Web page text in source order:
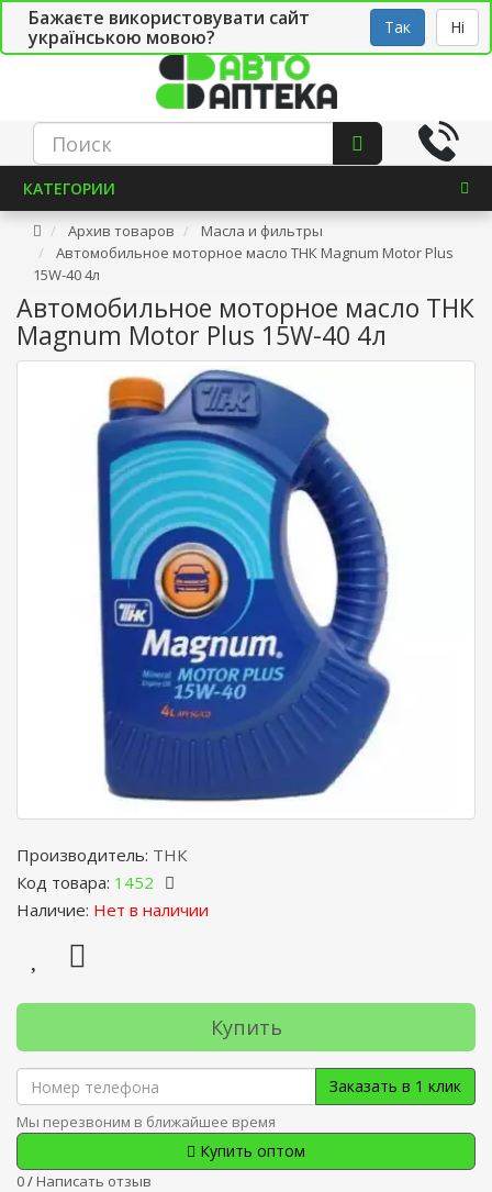
Бажаєте використовувати сайт
українською мовою?
Так Ні
СТО Укр
КАТЕГОРИИ
Архив товаров
Масла и фильтры
Автомобильное моторное масло ТНК Magnum Motor Plus
15W-40 4л
Автомобильное моторное масло ТНК
Magnum Motor Plus 15W-40 4л
Производитель: ТНК
Код товара: 1452
Наличие: Нет в наличии
Купить
Заказать в 1 клик
Мы перезвоним в ближайшее время
Купить оптом
0/ Написать отзыв